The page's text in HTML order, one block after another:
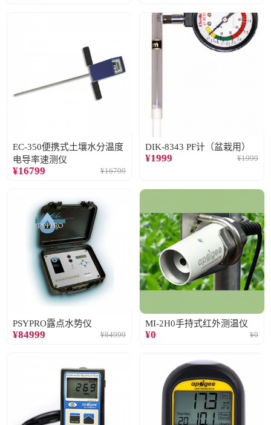
EC-350便携式土壤水分温度
电导率速测仪
¥16799 ¥16799
DIK-8343 PF计（盆栽用）
¥1999 ¥1999
PSYPRO露点水势仪
¥84999 ¥84999
MI-2H0手持式红外测温仪
¥0 ¥0